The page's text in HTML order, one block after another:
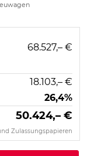
68.527,– €
18.103,– €
26,4%
50.424,– €
Zulassungspapieren